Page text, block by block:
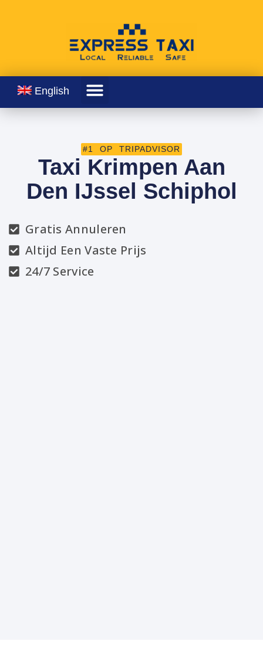
English
#1 OP TRIPADVISOR
Taxi Krimpen Aan
Den IJssel Schiphol
Gratis Annuleren
Altijd Een Vaste Prijs
24/7 Service